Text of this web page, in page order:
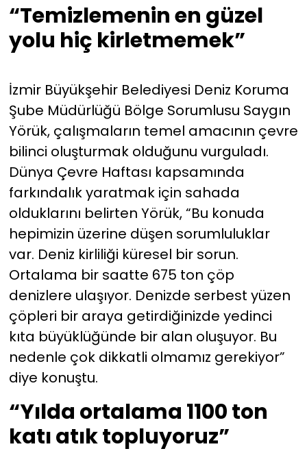
“Temizlemenin en güzel
yolu hiç kirletmemek”
İzmir Büyükşehir Belediyesi Deniz Koruma
Şube Müdürlüğü Bölge Sorumlusu Saygın
Yörük, çalışmaların temel amacının çevre
bilinci oluşturmak olduğunu vurguladı.
Dünya Çevre Haftası kapsamında
farkındalık yaratmak için sahada
olduklarını belirten Yörük, “Bu konuda
hepimizin üzerine düşen sorumluluklar
var. Deniz kirliliği küresel bir sorun.
Ortalama bir saatte 675 ton çöp
denizlere ulaşıyor. Denizde serbest yüzen
çöpleri bir araya getirdiğinizde yedinci
kıta büyüklüğünde bir alan oluşuyor. Bu
nedenle çok dikkatli olmamız gerekiyor”
diye konuştu.
“Yılda ortalama 1100 ton
katı atık topluyoruz”